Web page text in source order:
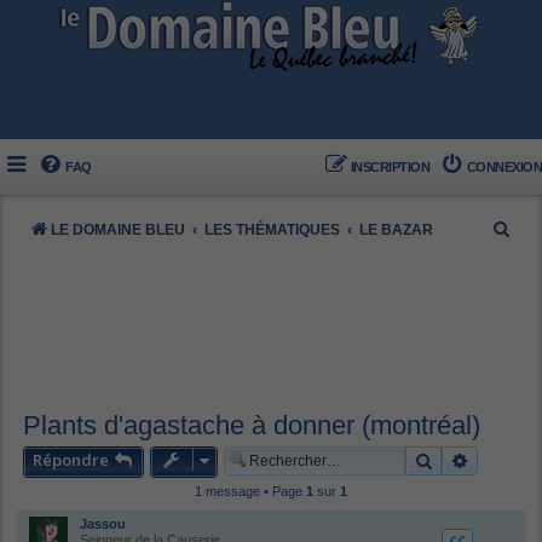
FAQ CONNEXION
INSCRIPTION
LE DOMAINE BLEU LES THÉMATIQUES LE BAZAR
Plants d'agastache à donner (montréal)
Répondre Rechercher
1 message • Page 1 sur 1
Jassou